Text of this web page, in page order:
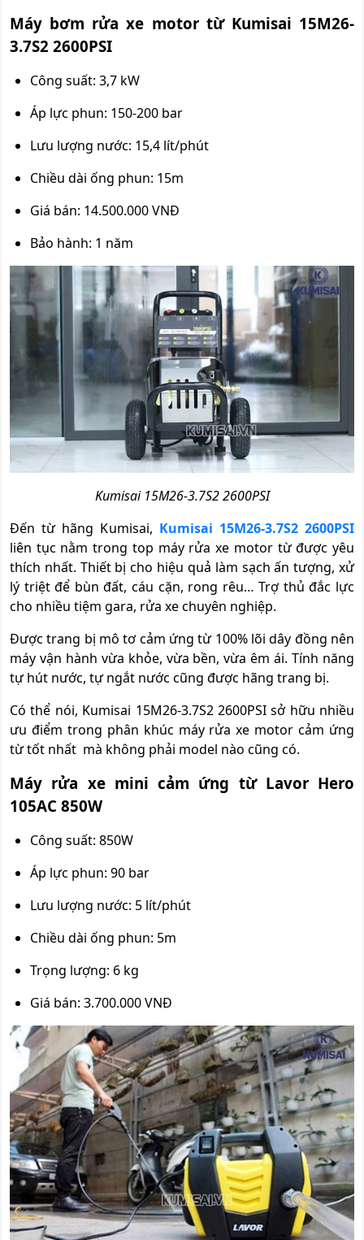
Máy bơm rửa xe motor từ Kumisai 15M26-
3.7S2 2600PSI
Công suất: 3,7 kW
Áp lực phun: 150-200 bar
Lưu lượng nước: 15,4 lít/phút
Chiều dài ống phun: 15m
Giá bán: 14.500.000 VNĐ
Bảo hành: 1 năm
Kumisai 15M26-3.7S2 2600PSI
Đến từ hãng Kumisai, Kumisai 15M26-3.7S2 2600PSI
liên tục nằm trong top máy rửa xe motor từ được yêu
thích nhất. Thiết bị cho hiệu quả làm sạch ấn tượng, xử
lý triệt để bùn đất, cáu cặn, rong rêu… Trợ thủ đắc lực
cho nhiều tiệm gara, rửa xe chuyên nghiệp.
Được trang bị mô tơ cảm ứng từ 100% lõi dây đồng nên
máy vận hành vừa khỏe, vừa bền, vừa êm ái. Tính năng
tự hút nước, tự ngắt nước cũng được hãng trang bị.
Có thể nói, Kumisai 15M26-3.7S2 2600PSI sở hữu nhiều
ưu điểm trong phân khúc máy rửa xe motor cảm ứng
từ tốt nhất mà không phải model nào cũng có.
Máy rửa xe mini cảm ứng từ Lavor Hero
105AC 850W
Công suất: 850W
Áp lực phun: 90 bar
Lưu lượng nước: 5 lít/phút
Chiều dài ống phun: 5m
Trọng lượng: 6 kg
Giá bán: 3.700.000 VNĐ